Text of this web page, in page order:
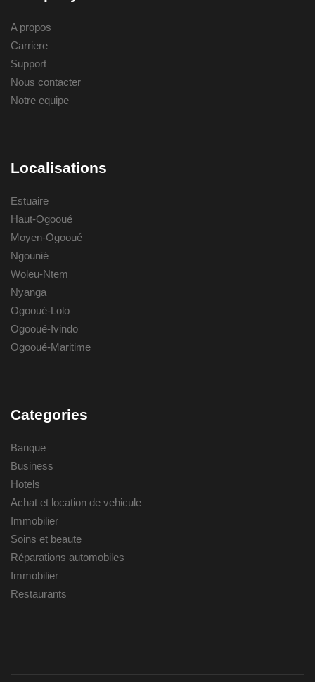
A propos
Carriere
Support
Nous contacter
Notre equipe
Localisations
Estuaire
Haut-Ogooué
Moyen-Ogooué
Ngounié
Woleu-Ntem
Nyanga
Ogooué-Lolo
Ogooué-Ivindo
Ogooué-Maritime
Categories
Banque
Business
Hotels
Achat et location de vehicule
Immobilier
Soins et beaute
Réparations automobiles
Immobilier
Restaurants